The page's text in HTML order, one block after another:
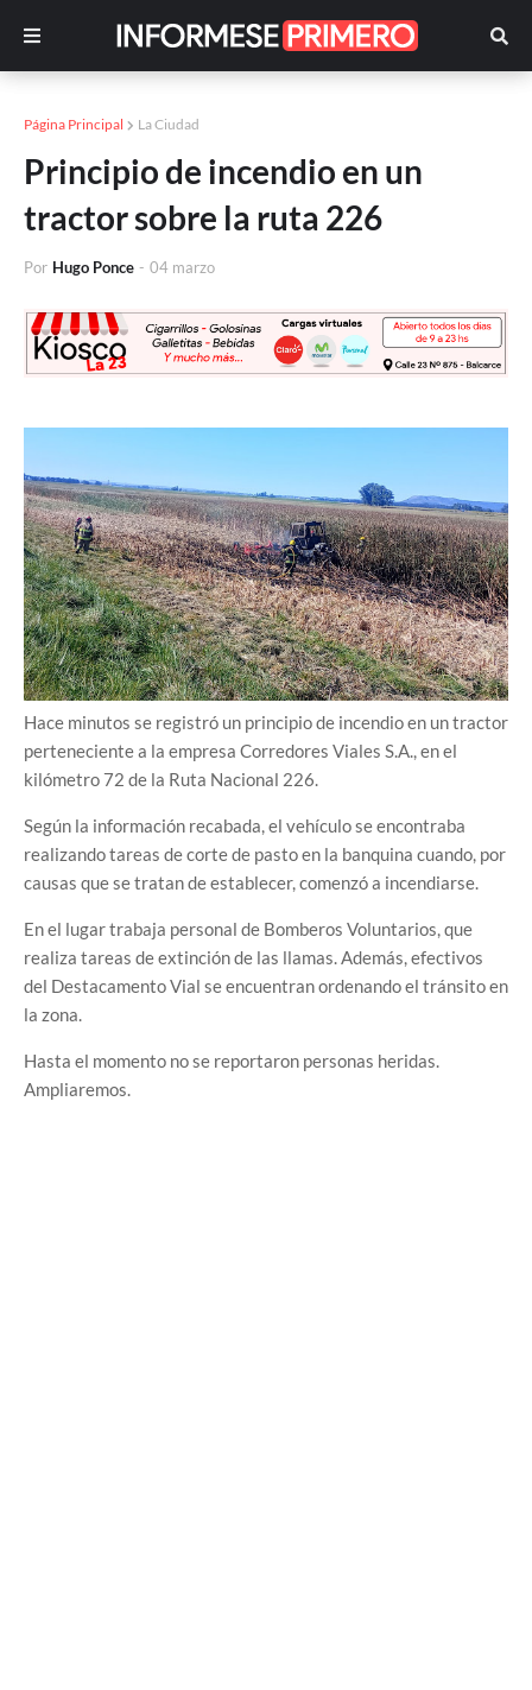
Página Principal La Ciudad
Principio de incendio en un
tractor sobre la ruta 226
Por Hugo Ponce - 04 marzo
Hace minutos se registró un principio de incendio en un tractor
perteneciente a la empresa Corredores Viales S.A., en el
kilómetro 72 de la Ruta Nacional 226.
Según la información recabada, el vehículo se encontraba
realizando tareas de corte de pasto en la banquina cuando, por
causas que se tratan de establecer, comenzó a incendiarse.
En el lugar trabaja personal de Bomberos Voluntarios, que
realiza tareas de extinción de las llamas. Además, efectivos
del Destacamento Vial se encuentran ordenando el tránsito en
la zona.
Hasta el momento no se reportaron personas heridas.
Ampliaremos.